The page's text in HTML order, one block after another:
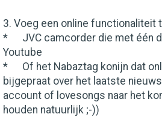
3. Voeg een online functionaliteit
* JVC camcorder die met één
Youtube
* Of het Nabaztag konijn dat
bijgepraat over het laatste
account of lovesongs naar het
houden natuurlijk ;-))